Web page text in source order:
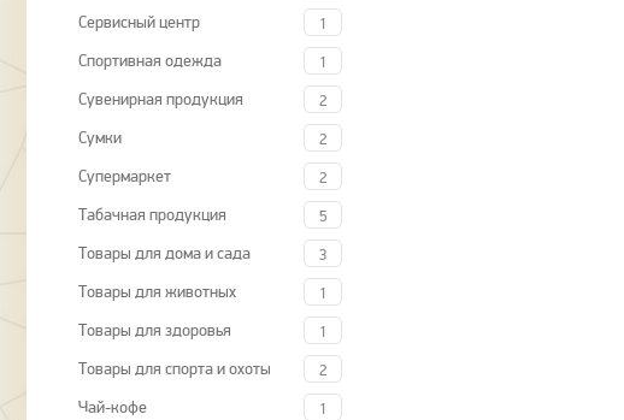
Сервисный центр 1
Спортивная одежда 1
Сувенирная продукция 2
Сумки 2
Супермаркет 2
Табачная продукция 5
Товары для дома и сада 3
Товары для животных 1
Товары для здоровья 1
Товары для спорта и охоты 2
Чай-кофе 1